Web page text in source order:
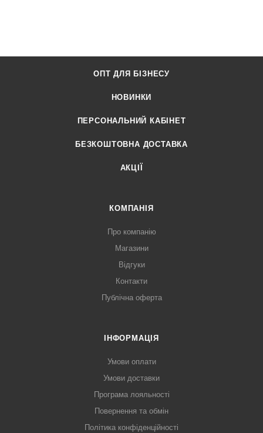
ОПТ ДЛЯ БІЗНЕСУ
НОВИНКИ
ПЕРСОНАЛЬНИЙ КАБІНЕТ
БЕЗКОШТОВНА ДОСТАВКА
АКЦІЇ
КОМПАНІЯ
Про компанію
Магазини
Відгуки
Контакти
Публічна оферта
ІНФОРМАЦІЯ
Умови оплати
Умови доставки
Програма лояльності
Повернення та обмін
Політика конфіденційності